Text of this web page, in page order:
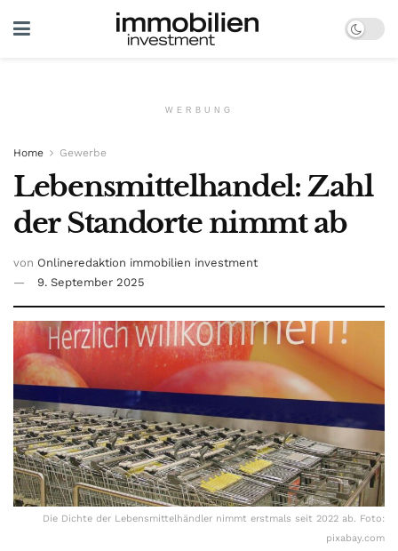
WERBUNG
Home Gewerbe
Lebensmittelhandel: Zahl
der Standorte nimmt ab
von Onlineredaktion immobilien investment
9. September 2025
Die Dichte der Lebensmittelhändler nimmt erstmals seit 2022 ab. Foto:
pixabay.com